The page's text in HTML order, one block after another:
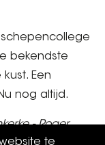
bekendste
Een
nog altijd.
- Roger
te